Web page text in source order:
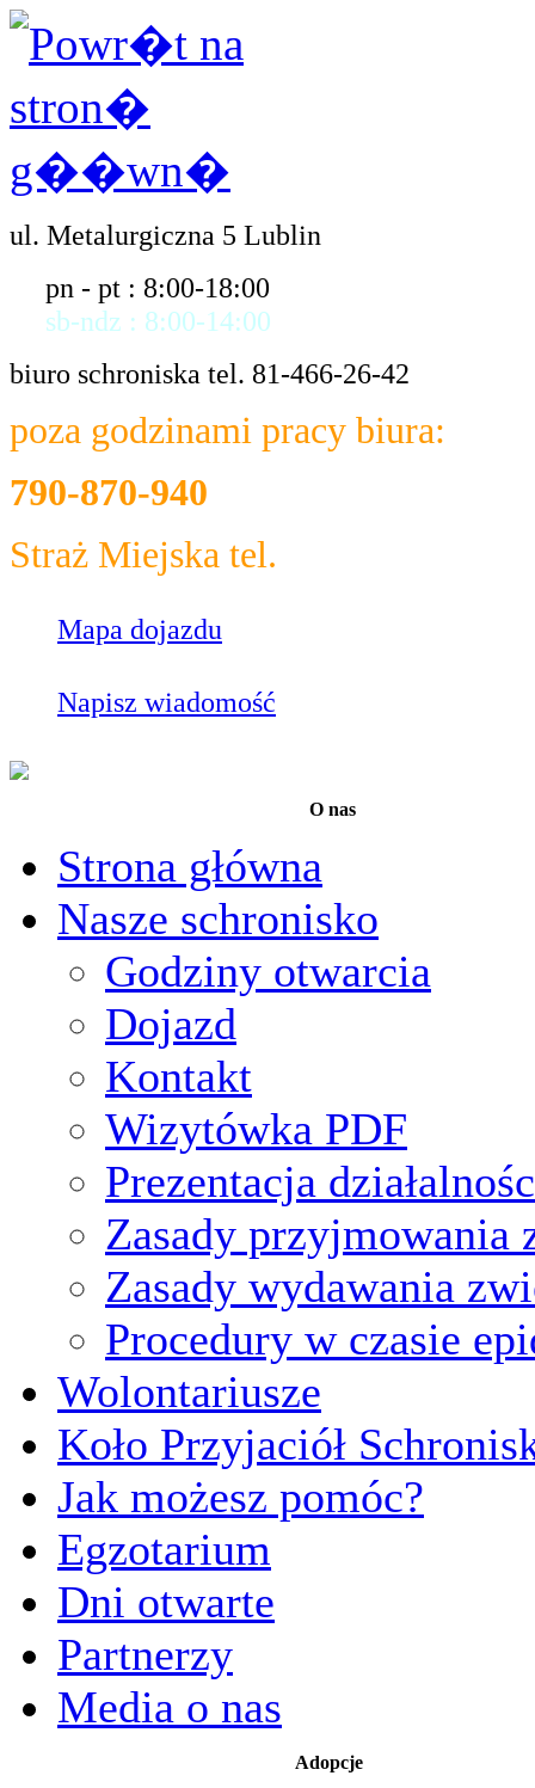
ul. Metalurgiczna 5 Lublin
pn - pt : 8:00-18:00
sb-ndz : 8:00-14:00
biuro schroniska tel. 81-466-26-42
poza godzinami pracy biura:
790-870-940
Straż Miejska tel.
Mapa dojazdu
Napisz wiadomość
O nas
Strona główna
Nasze schronisko
Godziny otwarcia
Dojazd
Kontakt
Wizytówka PDF
Prezentacja
Zasady przyjmowania
Zasady wydawania
Procedury w czasie
Wolontariusze
Koło Przyjaciół
Jak możesz pomóc?
Egzotarium
Dni otwarte
Partnerzy
Media o nas
Adopcje